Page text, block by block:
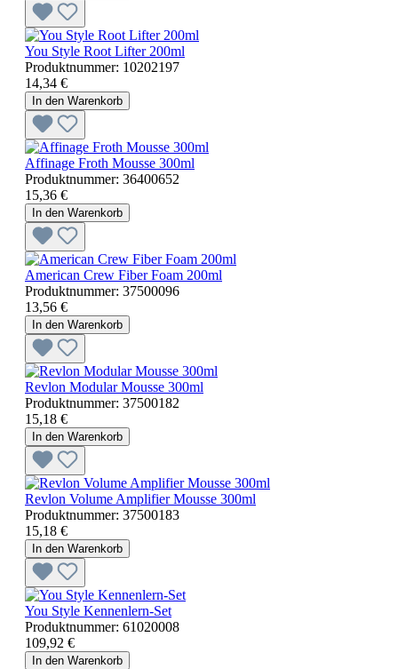
You Style Root Lifter 200ml
Produktnummer: 10202197
14,34 €
In den Warenkorb
Affinage Froth Mousse 300ml
Produktnummer: 36400652
15,36 €
In den Warenkorb
American Crew Fiber Foam 200ml
Produktnummer: 37500096
13,56 €
In den Warenkorb
Revlon Modular Mousse 300ml
Produktnummer: 37500182
15,18 €
In den Warenkorb
Revlon Volume Amplifier Mousse 300ml
Produktnummer: 37500183
15,18 €
In den Warenkorb
You Style Kennenlern-Set
Produktnummer: 61020008
109,92 €
In den Warenkorb